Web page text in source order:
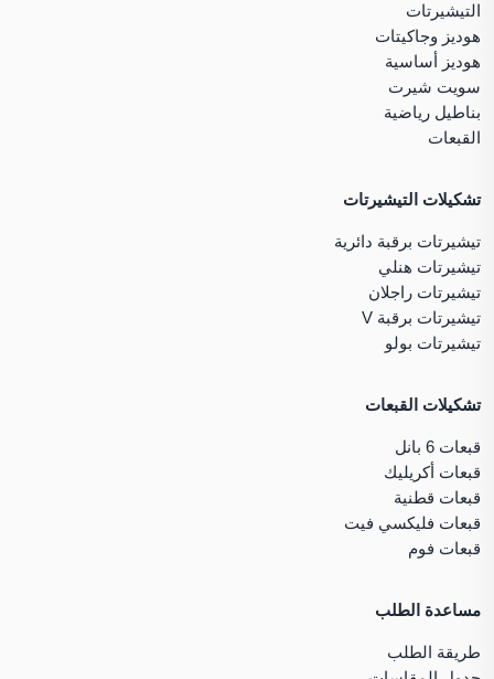
التيشيرتات
هوديز وجاكيتات
هوديز أساسية
سويت شيرت
بناطيل رياضية
القبعات
تشكيلات التيشيرتات
تيشيرتات برقبة دائرية
تيشيرتات هنلي
تيشيرتات راجلان
تيشيرتات برقبة V
تيشيرتات بولو
تشكيلات القبعات
قبعات 6 بانل
قبعات أكريليك
قبعات قطنية
قبعات فليكسي فيت
قبعات فوم
مساعدة الطلب
طريقة الطلب